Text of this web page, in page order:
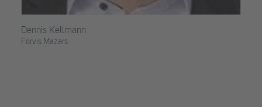
Dennis Kellmann
Forvis Mazars